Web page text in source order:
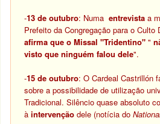
-13 de outubro: Numaentrevista a
Prefeito da Congregação para o
afirma que o Missal "Tridentino""
visto que ninguém falou dele".
-15 de outubro: O Cardeal Castrillón
sobre a possibilidade de utilização
Tradicional. Silêncio quase absoluto
àintervenção dele (notícia do